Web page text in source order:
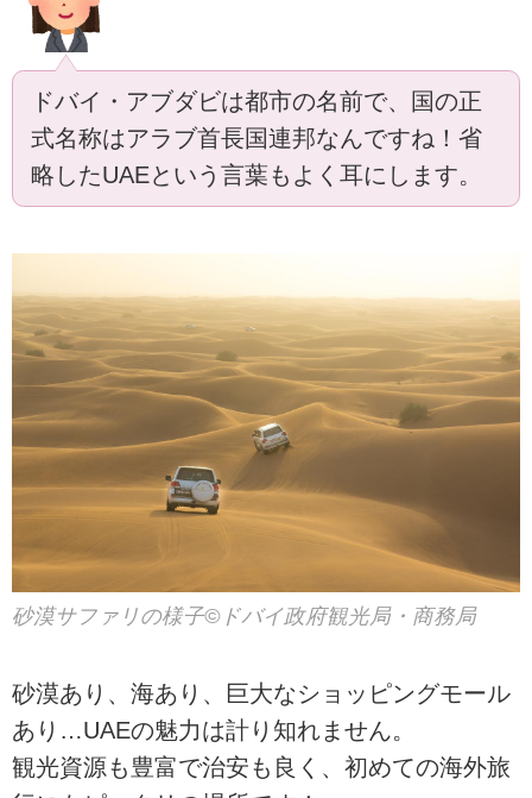
ドバイ・アブダビは都市の名前で、国の正
式名称はアラブ首長国連邦なんですね！省
略したUAEという言葉もよく耳にします。
砂漠サファリの様子©ドバイ政府観光局・商務局
砂漠あり、海あり、巨大なショッピングモール
あり…UAEの魅力は計り知れません。
観光資源も豊富で治安も良く、初めての海外旅